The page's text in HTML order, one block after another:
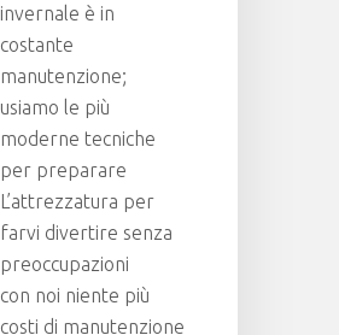
invernale è in
costante
manutenzione;
usiamo le più
moderne tecniche
per preparare
L’attrezzatura per
farvi divertire senza
preoccupazioni
con noi niente più
costi di manutenzione